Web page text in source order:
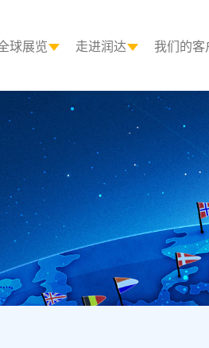
球展览 走进润达 我们的客